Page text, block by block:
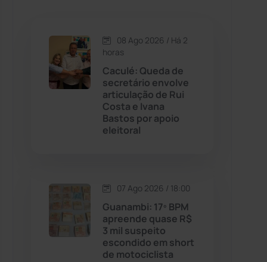
Caetité (1504)
Candiba
Cândido Sales
Caturama
Chapada Diamantina
08 Ago 2026 / Há 2
horas
Caculé: Queda de
secretário envolve
articulação de Rui
Costa e Ivana
Bastos por apoio
eleitoral
07 Ago 2026 / 18:00
Guanambi: 17º BPM
apreende quase R$
3 mil suspeito
escondido em short
de motociclista